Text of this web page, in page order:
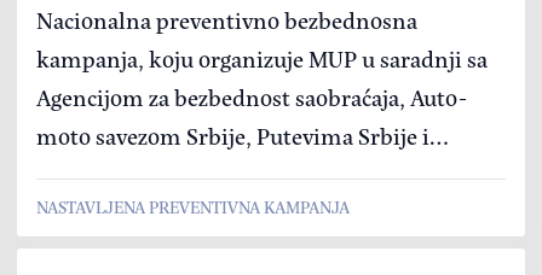
Nacionalna preventivno bezbednosna
kampanja, koju organizuje MUP u saradnji sa
Agencijom za bezbednost saobraćaja, Auto-
moto savezom Srbije, Putevima Srbije i
ostalim partnerima, posetila je Novi Beograd i
Prokuplje.
NASTAVLJENA PREVENTIVNA KAMPANJA